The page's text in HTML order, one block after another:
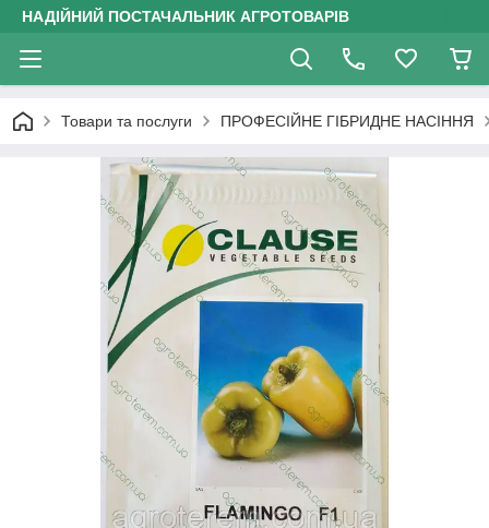
НАДІЙНИЙ ПОСТАЧАЛЬНИК АГРОТОВАРІВ
Товари та послуги ПРОФЕСІЙНЕ ГІБРИДНЕ НАСІННЯ